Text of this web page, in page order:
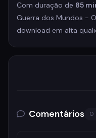
Com duração de 85
Guerra dos Mundos -
download em alta
Comentários 0